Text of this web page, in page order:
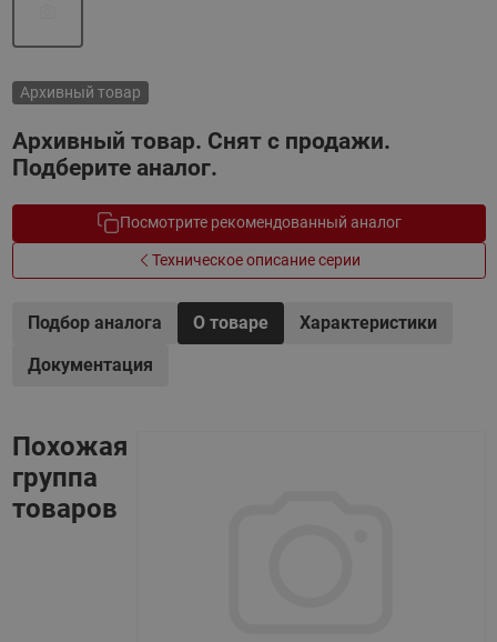
Архивный товар
Архивный товар. Снят с продажи.
Подберите аналог.
Посмотрите рекомендованный аналог
Техническое описание серии
Подбор аналога О товаре
Характеристики
Документация
Похожая
группа
товаров